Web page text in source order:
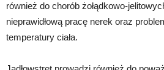
również do chorób żołądkowo-
nieprawidłową pracę nerek oraz
temperatury ciała.